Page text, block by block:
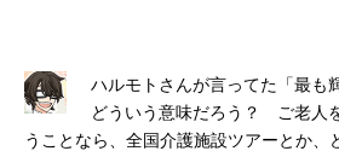
ハルモトさんが言ってた「最も
どういう意味だろう？ ご老人
うことなら、全国介護施設ツアーとか、